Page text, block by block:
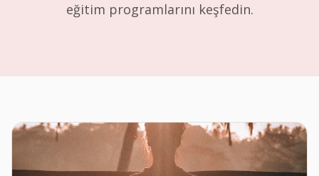
eğitim programlarını keşfedin.